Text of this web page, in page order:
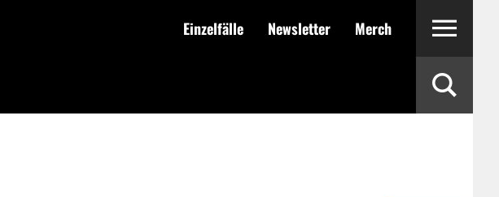
Einzelfälle Newsletter Merch